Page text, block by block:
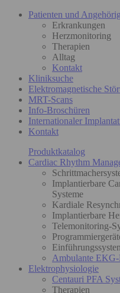
Patienten und
Erkrankungen
Herzmonitoring
Therapien
Alltag
Kontakt
Kliniksuche
Elektromagnetische
MRT-Scans
Info-Broschüren
Internationaler
Kontakt
Produktkatalog
Cardiac Rhythm
Implantierbare
Systeme
Kardiale
Implantierbare
Telemonitoring-
Ambulante
Elektrophysiologie
Centauri PFA
Therapien